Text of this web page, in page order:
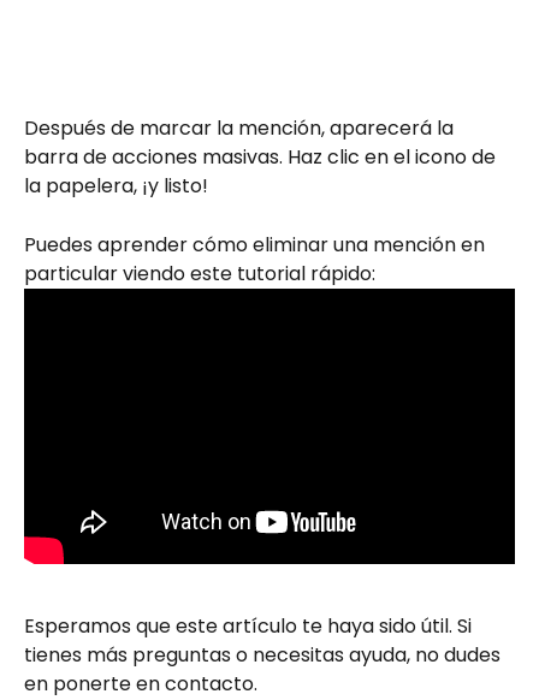
Después de marcar la mención, aparecerá la
barra de acciones masivas. Haz clic en el icono de
la papelera, ¡y listo!
Puedes aprender cómo eliminar una mención en
particular viendo este tutorial rápido:
Esperamos que este artículo te haya sido útil. Si
tienes más preguntas o necesitas ayuda, no dudes
en ponerte en contacto.